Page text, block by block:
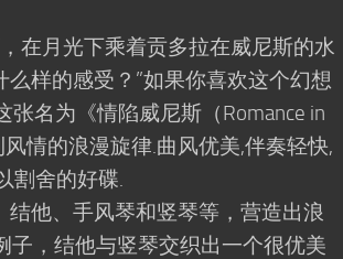
在月光下乘着贡多拉在威尼斯的水
样的感受？”如果你喜欢这个幻想
名为《情陷威尼斯（Romance in
情的浪漫旋律.曲风优美,伴奏轻快,
割舍的好碟.
他、手风琴和竖琴等，营造出浪
子，结他与竖琴交织出一个很优美